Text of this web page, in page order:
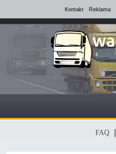
Kontakt Reklama
FAQ